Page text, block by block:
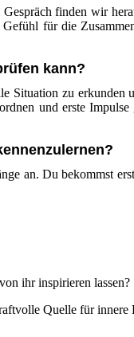
finden wir
für die
kann?
Situation zu erkunden
und erste
an. Du bekommst
ihr inspirieren lassen?
Quelle für innere